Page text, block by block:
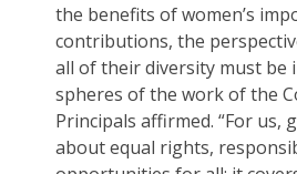
the benefits of women’s
contributions, the
all of their diversity must be
spheres of the work of the
Principals affirmed. “For us,
about equal rights,